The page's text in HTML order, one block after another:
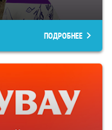
ПОДРОБНЕЕ